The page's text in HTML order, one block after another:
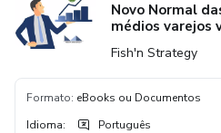
Novo Normal
médios varejos
Fish'n Strategy
Formato: eBooks ou Documentos
Idioma: Português